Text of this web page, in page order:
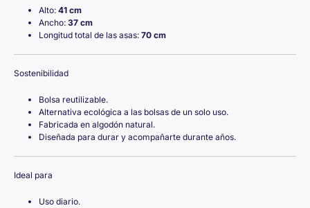
Alto: 41 cm
Ancho: 37 cm
Longitud total de las asas: 70 cm
Sostenibilidad
Bolsa reutilizable.
Alternativa ecológica a las bolsas de un solo uso.
Fabricada en algodón natural.
Diseñada para durar y acompañarte durante años.
Ideal para
Uso diario.